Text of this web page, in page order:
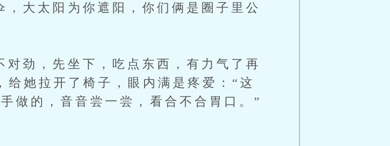
太阳为你遮阳，你们俩是圈子里公
，先坐下，吃点东西，有力气了再
给她拉开了椅子，眼内满是疼爱：“这
做的，音音尝一尝，看合不合胃口。”